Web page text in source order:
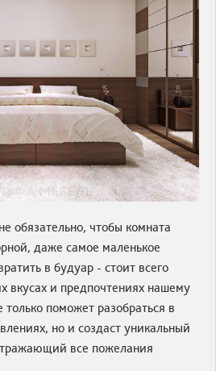
обязательно, чтобы комната
даже самое маленькое
в будуар - стоит всего
вкусах и предпочтениях нашему
поможет разобраться в
но и создаст уникальный
все пожелания